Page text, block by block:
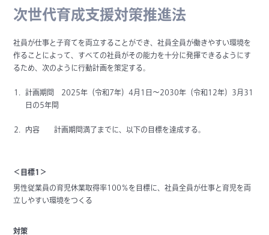
次世代育成支援対策推進法
社員が仕事と子育てを両立することができ、社員全員が働きやすい環境を
作ることによって、すべての社員がその能力を十分に発揮できるようにす
るため、次のように行動計画を策定する。
計画期間 2025年（令和7年）4月1日～2030年（令和12年）3月31
日の5年間
内容 計画期間満了までに、以下の目標を達成する。
＜目標1＞
男性従業員の育児休業取得率100％を目標に、社員全員が仕事と育児を両
立しやすい環境をつくる
対策